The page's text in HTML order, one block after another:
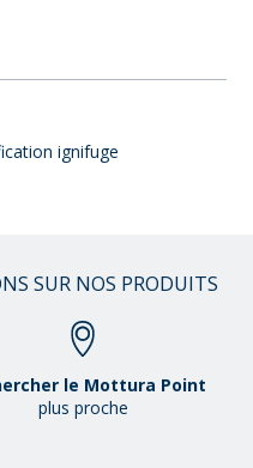
ignifuge
SUR NOS PRODUITS
le Mottura Point
plus proche